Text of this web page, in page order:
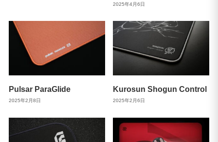
2025年4月6日
Pulsar ParaGlide
2025年2月8日
Kurosun Shogun Control
2025年2月6日